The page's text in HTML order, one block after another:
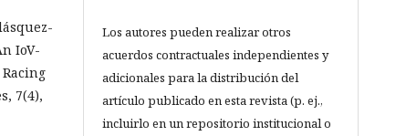
IoV-
7(4),
Los autores pueden realizar otros
acuerdos contractuales independientes y
adicionales para la distribución del
artículo publicado en esta revista (p. ej.,
incluirlo en un repositorio institucional o